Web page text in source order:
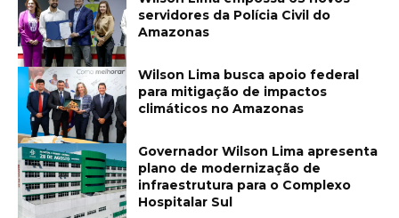
servidores da Polícia Civil do
Amazonas
Wilson Lima busca apoio federal
para mitigação de impactos
climáticos no Amazonas
Governador Wilson Lima apresenta
plano de modernização de
infraestrutura para o Complexo
Hospitalar Sul